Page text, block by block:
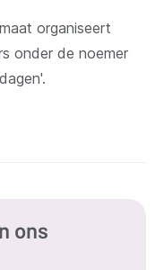
organiseert
onder de noemer
ons